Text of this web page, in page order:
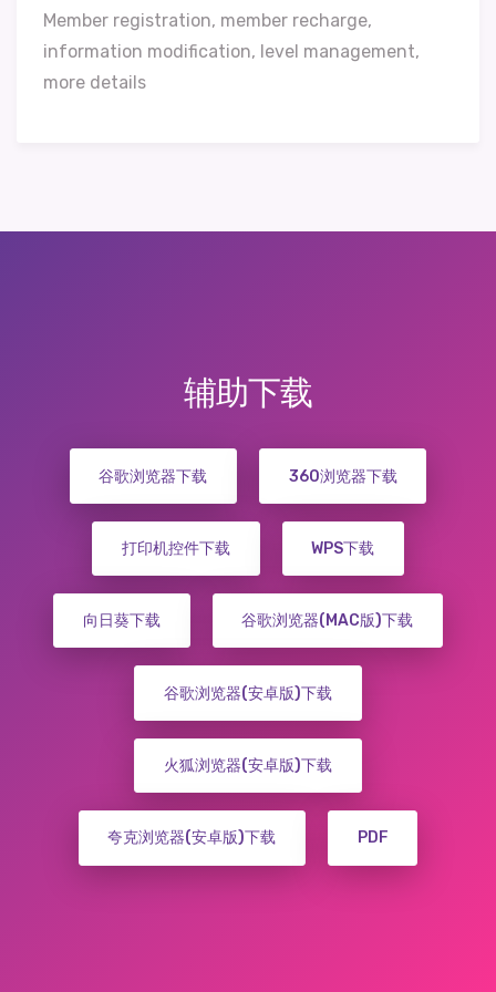
Member registration, member recharge,
information modification, level management,
more details
辅助下载
谷歌浏览器下载 360浏览器下载
打印机控件下载 WPS下载
向日葵下载 谷歌浏览器(MAC版)下载
谷歌浏览器(安卓版)下载
火狐浏览器(安卓版)下载
夸克浏览器(安卓版)下载 PDF